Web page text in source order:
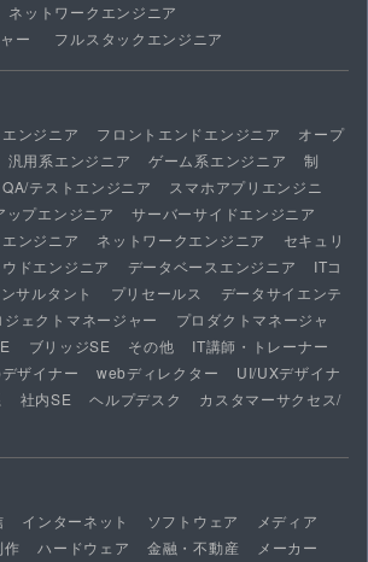
ネットワークエンジニア
ー
フルスタックエンジニア
ンジニア フロントエンドエンジニア
オープ
汎用系エンジニア ゲーム系エンジニア
制
QA/テストエンジニア
スマホアプリエンジニ
ップエンジニア
サーバーサイドエンジニア
ンジニア ネットワークエンジニア
セキュリ
ドエンジニア データベースエンジニア
ITコ
サルタント プリセールス
データサイエンテ
ジェクトマネージャー
プロダクトマネージャ
ブリッジSE その他
IT講師・トレーナー
ザイナー webディレクター
UI/UXデザイナ
社内SE ヘルプデスク
カスタマーサクセス/
インターネット ソフトウェア
メディア
作 ハードウェア 金融・不動産
メーカー